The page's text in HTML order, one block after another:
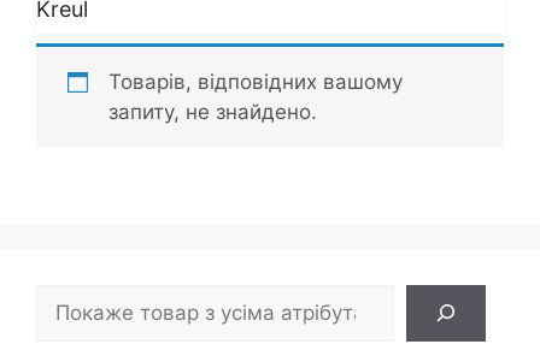
Kreul
Товарів, відповідних вашому
запиту, не знайдено.